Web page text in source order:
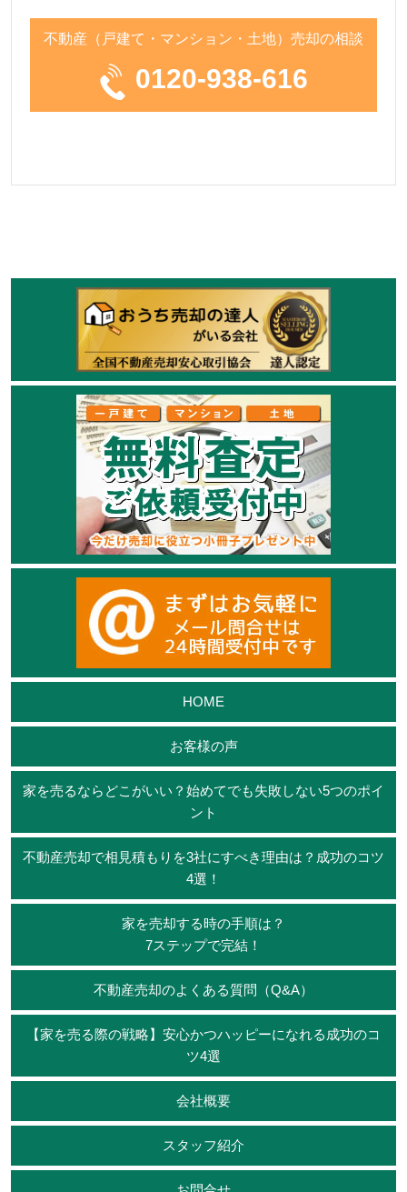
不動産（戸建て・マンション・土地）売却の相談
0120-938-616
HOME
お客様の声
家を売るならどこがいい？始めてでも失敗しない5つのポイ
ント
不動産売却で相見積もりを3社にすべき理由は？成功のコツ
4選！
家を売却する時の手順は？
7ステップで完結！
不動産売却のよくある質問（Q&A）
【家を売る際の戦略】安心かつハッピーになれる成功のコ
ツ4選
会社概要
スタッフ紹介